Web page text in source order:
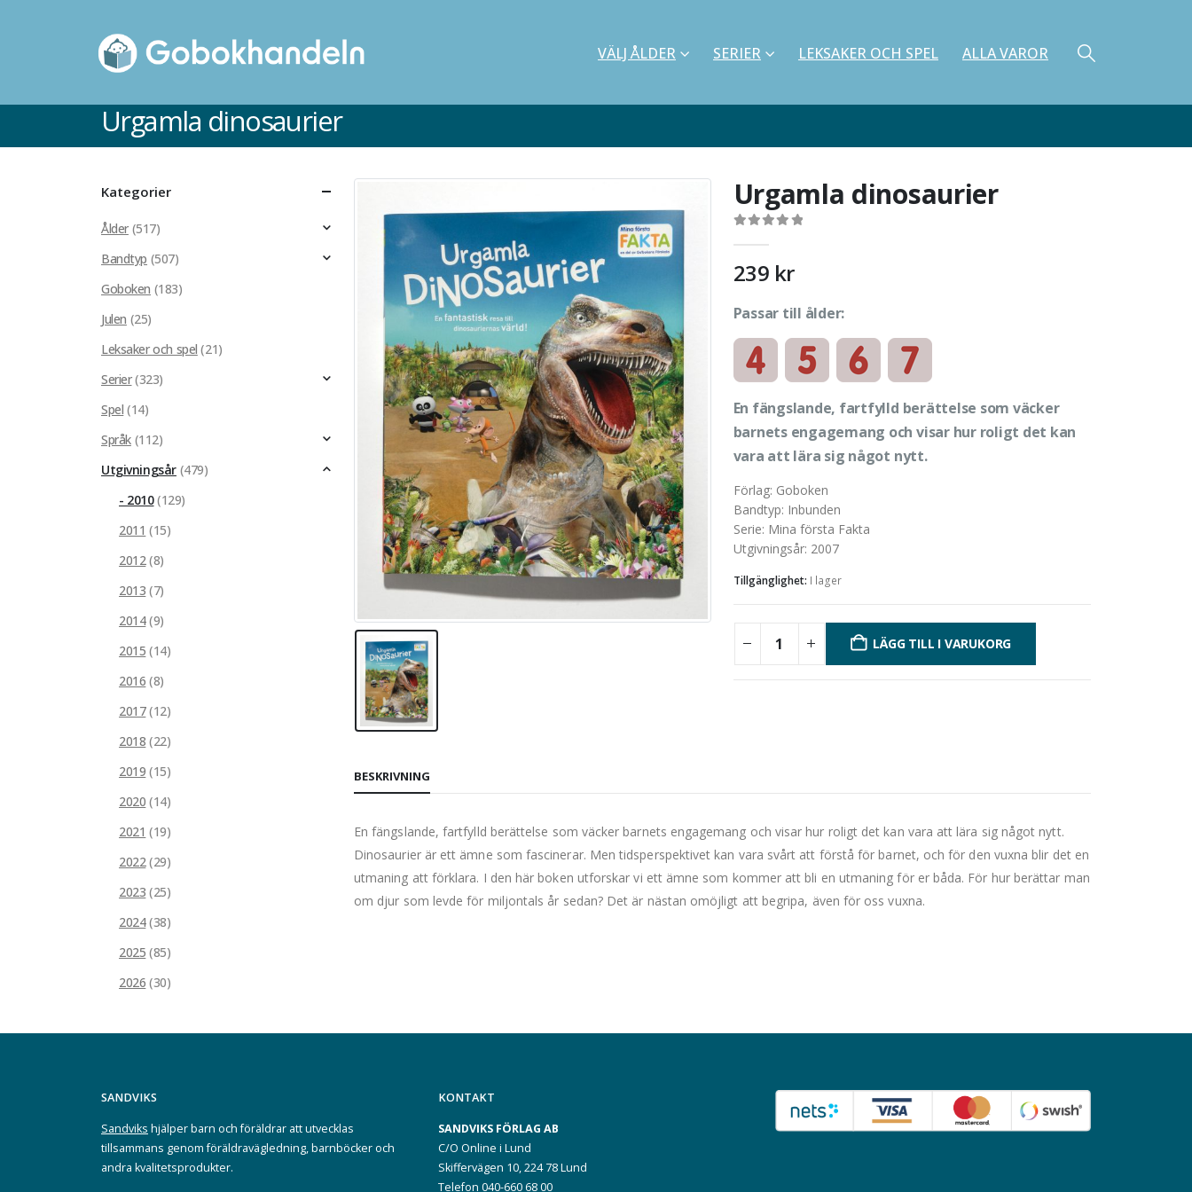
VÄLJ ÅLDER SERIER LEKSAKER OCH SPEL ALLA VAROR
Urgamla dinosaurier
Urgamla dinosaurier
239 kr
Passar till ålder:
En fängslande, fartfylld berättelse som väcker
barnets engagemang och visar hur roligt det kan
vara att lära sig något nytt.
Förlag: Goboken
Bandtyp: Inbunden
Serie: Mina första Fakta
Utgivningsår: 2007
Tillgänglighet: I lager
LÄGG TILL I VARUKORG
BESKRIVNING
En fängslande, fartfylld berättelse som väcker barnets engagemang och visar hur roligt det kan vara att lära sig något nytt.
Dinosaurier är ett ämne som fascinerar. Men tidsperspektivet kan vara svårt att förstå för barnet, och för den vuxna blir det en
utmaning att förklara. I den här boken utforskar vi ett ämne som kommer att bli en utmaning för er båda. För hur berättar man
om djur som levde för miljontals år sedan? Det är nästan omöjligt att begripa, även för oss vuxna.
Kategorier
Ålder (517)
Bandtyp (507)
Goboken (183)
Julen (25)
Leksaker och spel (21)
Serier(323)
Spel (14)
Språk (112)
Utgivningsår (479)
- 2010(129)
2011 (15)
2012(8)
2013 (7)
2014(9)
2015 (14)
2016 (8)
2017(12)
2018 (22)
2019 (15)
2020 (14)
2021 (19)
2022(29)
2023 (25)
2024(38)
2025 (85)
2026 (30)
SANDVIKS
Sandviks hjälper barn och föräldrar att utvecklas
tillsammans genom föräldravägledning, barnböcker och
andra kvalitetsprodukter.
KONTAKT
SANDVIKS FÖRLAG AB
C/O Online i Lund
Skiffervägen 10, 224 78 Lund
Telefon 040-660 68 00